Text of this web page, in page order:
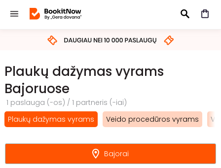
IEŠKOTI
Plaukų dažymas vyrams
Bajoruose
1 paslauga (-os) / 1 partneris (-iai)
Plaukų dažymas vyrams
Veido procedūros vyrams
Bajorai